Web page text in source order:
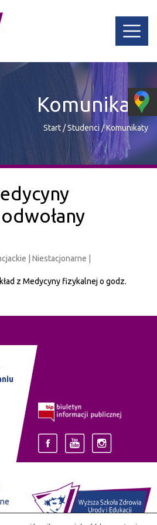
Komunikaty
Start/Studenci /Komunikaty
| Niestacjonarne |
z Medycyny fizykalnej o godz.